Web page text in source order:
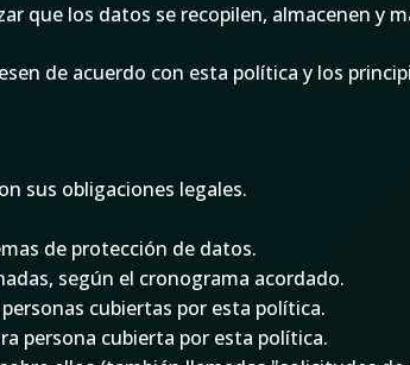
que los datos se recopilen, almacenen y
de acuerdo con esta política y los
sus obligaciones legales.
de protección de datos.
según el cronograma acordado.
cubiertas por esta política.
persona cubierta por esta política.